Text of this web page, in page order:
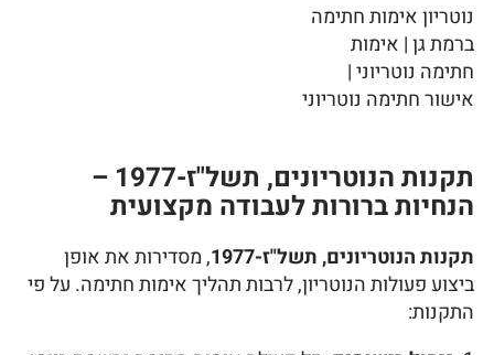
נוטריון אימות חתימה
ברמת גן | אימות
חתימה נוטריוני |
אישור חתימה נוטריוני
תקנות הנוטריונים, תשל"ז-1977 –
הנחיות ברורות לעבודה מקצועית
תקנות הנוטריונים, תשל"ז-1977
, מסדירות את אופן
ביצוע פעולות הנוטריון, לרבות תהליך אימות חתימה. על פי
התקנות: